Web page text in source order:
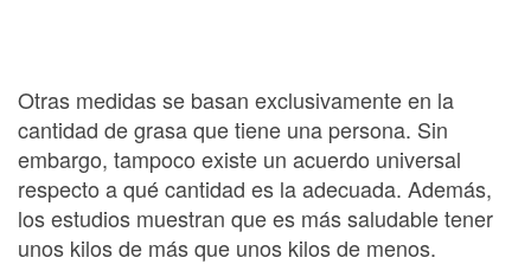
Otras medidas se basan exclusivamente en la
cantidad de grasa que tiene una persona. Sin
embargo, tampoco existe un acuerdo universal
respecto a qué cantidad es la adecuada. Además,
los estudios muestran que es más saludable tener
unos kilos de más que unos kilos de menos.